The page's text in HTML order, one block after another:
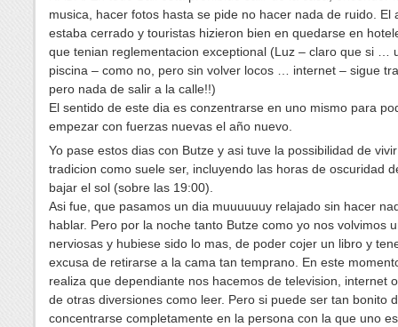
musica, hacer fotos hasta se pide no hacer nada de ruido. El
estaba cerrado y touristas hizieron bien en quedarse en
que tenian reglementacion exceptional (Luz – claro que si …
piscina – como no, pero sin volver locos … internet – sigue
pero nada de salir a la calle!!)
El sentido de este dia es conzentrarse en uno mismo para
empezar con fuerzas nuevas el año nuevo.
Yo pase estos dias con Butze y asi tuve la possibilidad de
tradicion como suele ser, incluyendo las horas de oscuridad
bajar el sol (sobre las 19:00).
Asi fue, que pasamos un dia muuuuuuy relajado sin hacer
hablar. Pero por la noche tanto Butze como yo nos volvimos
nerviosas y hubiese sido lo mas, de poder cojer un libro y
excusa de retirarse a la cama tan temprano. En este
realiza que dependiante nos hacemos de television, internet
de otras diversiones como leer. Pero si puede ser tan bonito
concentrarse completamente en la persona con la que uno